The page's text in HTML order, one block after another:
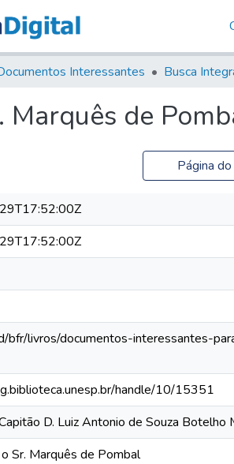
Interessantes Busca
Marquês de
Página
bfr/livros/documentos-interessantes-
handle/10/15351
D. Luiz Antonio de Souza
Sr. Marquês de Pombal